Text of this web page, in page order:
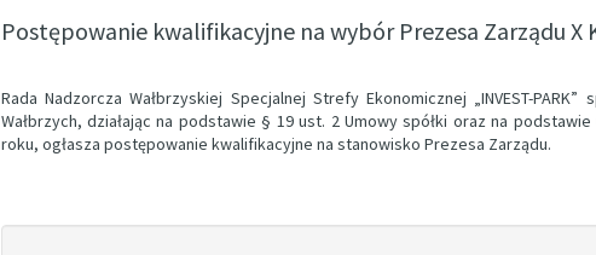
Postępowanie kwalifikacyjne na wybór Prezesa Zarządu X
Rada Nadzorcza Wałbrzyskiej Specjalnej Strefy Ekonomicznej „INVEST-
Wałbrzych, działając na podstawie § 19 ust. 2 Umowy spółki oraz na
roku, ogłasza postępowanie kwalifikacyjne na stanowisko Prezesa Zarządu.